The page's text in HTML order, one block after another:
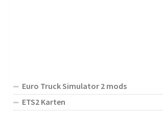
Euro Truck Simulator 2 mods
ETS2 Karten